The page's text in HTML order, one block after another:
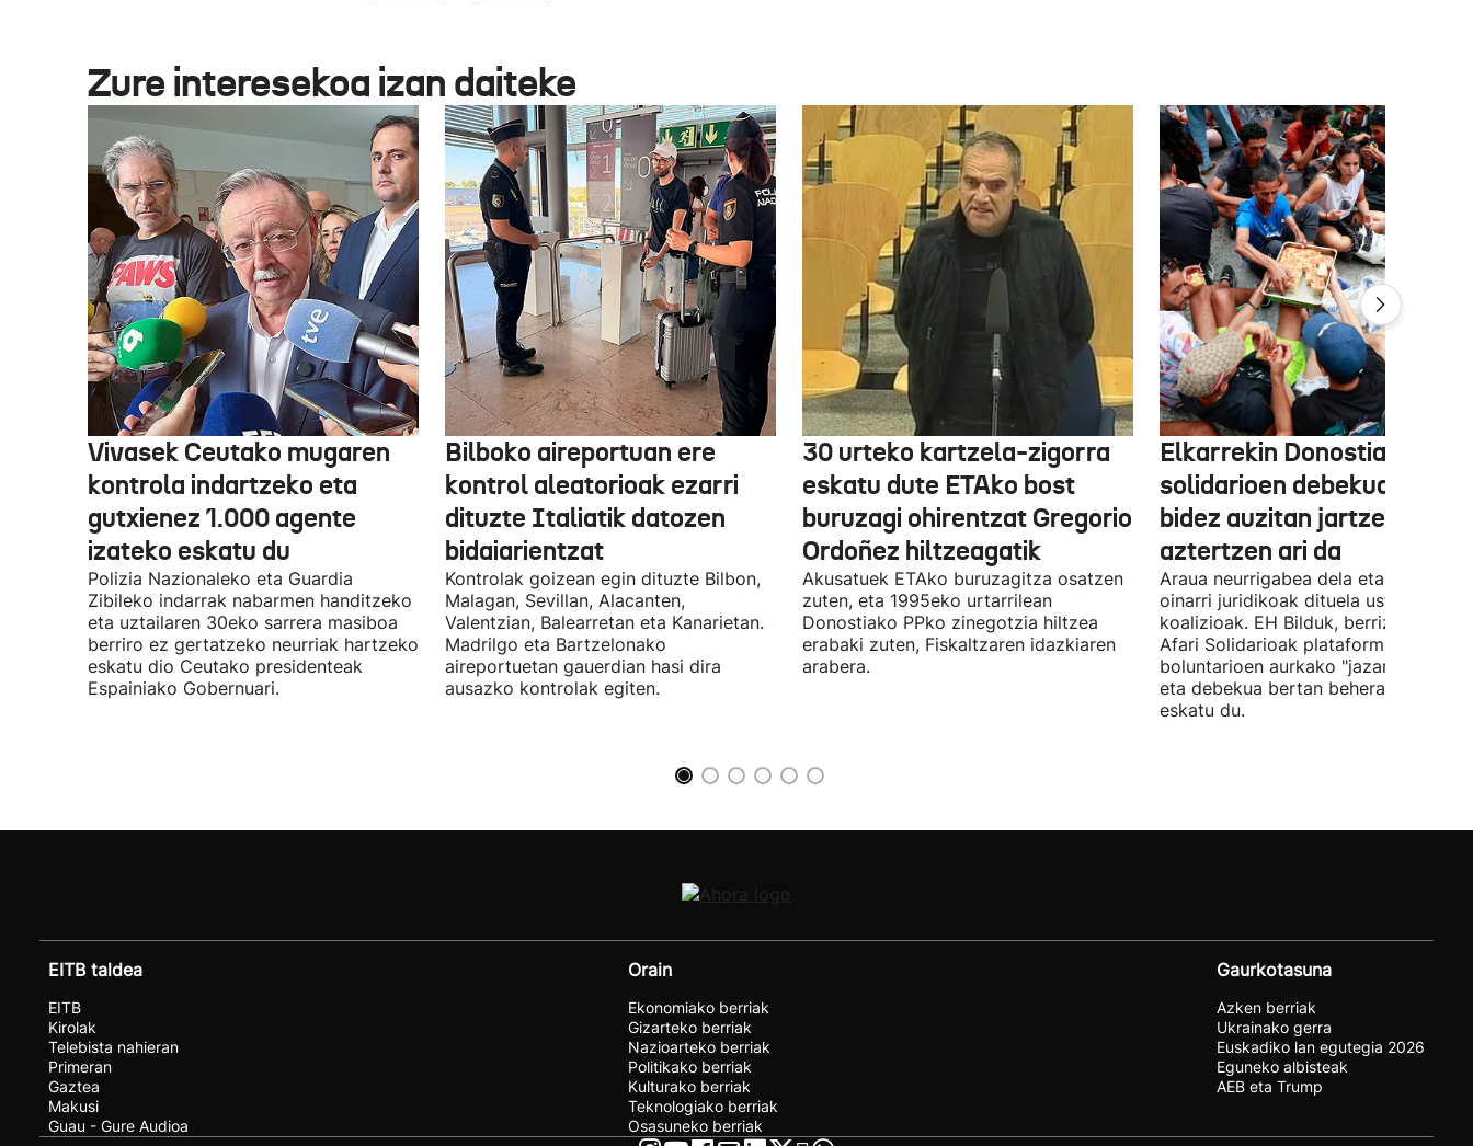
Zure interesekoa izan daiteke
Vivasek Ceutako mugaren
kontrola indartzeko eta
gutxienez 1.000 agente
izateko eskatu du
Polizia Nazionaleko eta Guardia
Zibileko indarrak nabarmen handitzeko
eta uztailaren 30eko sarrera masiboa
berriro ez gertatzeko neurriak hartzeko
eskatu dio Ceutako presidenteak
Espainiako Gobernuari.
Bilboko aireportuan ere
kontrol aleatorioak ezarri
dituzte Italiatik datozen
bidaiarientzat
Kontrolak goizean egin dituzte Bilbon,
Malagan, Sevillan, Alacanten,
Valentzian, Balearretan eta Kanarietan.
Madrilgo eta Bartzelonako
aireportuetan gauerdian hasi dira
ausazko kontrolak egiten.
30 urteko kartzela-zigorra
eskatu dute ETAko bost
buruzagi ohirentzat Gregorio
Ordoñez hiltzeagatik
Akusatuek ETAko buruzagitza osatzen
zuten, eta 1995eko urtarrilean
Donostiako PPko zinegotzia hiltzea
erabaki zuten, Fiskaltzaren idazkiaren
arabera.
Elkarrekin Donostia afari
solidarioen debekua
bidez auzitan jartzea
aztertzen ari da
Araua neurrigabea dela eta
oinarri juridikoak dituela uste du
koalizioak. EH Bilduk, berriz, Kaleko
Afari Solidarioak plataformako
boluntarioen aurkako "jazarpena"
eta debekua bertan behera uzteko
eskatu du.
EITB taldea
EITB
Kirolak
Telebista nahieran
Primeran
Gaztea
Makusi
Guau - Gure Audioa
Orain
Ekonomiako berriak
Gizarteko berriak
Nazioarteko berriak
Politikako berriak
Kulturako berriak
Teknologiako berriak
Osasuneko berriak
Gaurkotasuna
Azken berriak
Ukrainako gerra
Euskadiko lan egutegia 2026
Eguneko albisteak
AEB eta Trump